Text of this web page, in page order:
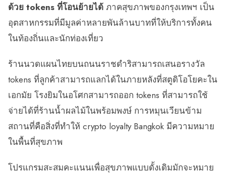
ด้วย tokens ที่โอนย้ายได้ ภาคสุขภาพของกรุงเทพฯ เป็น
อุตสาหกรรมที่มีมูลค่าหลายพันล้านบาทที่ให้บริการทั้งคน
ในท้องถิ่นและนักท่องเที่ยว
ร้านนวดแผนไทยบนถนนราชดำริสามารถเสนอรางวัล
tokens ที่ลูกค้าสามารถแลกได้ในภายหลังที่สตูดิโอโยคะใน
เอกมัย โรงยิมในอโศกสามารถออก tokens ที่สามารถใช้
จ่ายได้ที่ร้านน้ำผลไม้ในพร้อมพงษ์ การหมุนเวียนข้าม
สถานที่คือสิ่งที่ทำให้ crypto loyalty Bangkok มีความหมาย
ในพื้นที่สุขภาพ
โปรแกรมสะสมคะแนนเพื่อสุขภาพแบบดั้งเดิมมักจะหมาย